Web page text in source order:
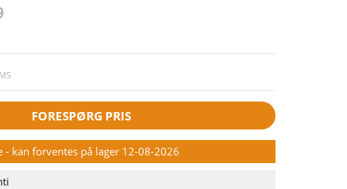
FORESPØRG PRIS
- kan forventes på lager 12-08-2026